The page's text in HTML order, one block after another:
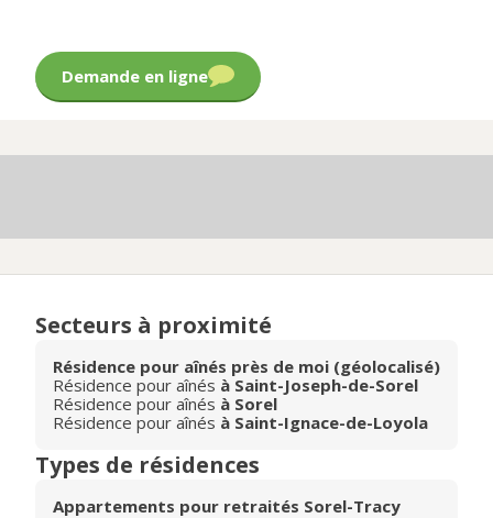
Demande en ligne
Secteurs à proximité
Résidence pour aînés près de moi (géolocalisé)
Résidence pour aînés à Saint-Joseph-de-Sorel
Résidence pour aînés à Sorel
Résidence pour aînés à Saint-Ignace-de-Loyola
Types de résidences
Appartements pour retraités Sorel-Tracy